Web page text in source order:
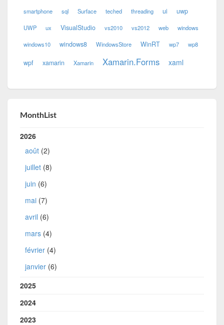
smartphone sql Surface teched threading ui uwp
UWP ux VisualStudio vs2010 vs2012 web windows
windows10 windows8 WindowsStore WinRT wp7 wp8
wpf xamarin Xamarin Xamarin.Forms xaml
MonthList
2026
août (2)
juillet (8)
juin (6)
mai (7)
avril (6)
mars (4)
février (4)
janvier (6)
2025
2024
2023